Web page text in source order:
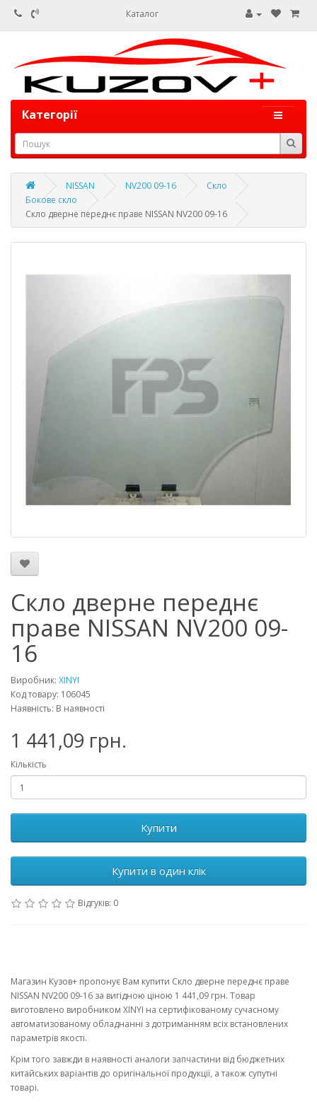
Каталог
Категорії
NISSAN NV200 09-16
Скло
Бокове скло
Скло дверне переднє праве NISSAN NV200 09-16
Скло дверне переднє
праве NISSAN NV200 09-
16
Виробник: XINYI
Код товару: 106045
Наявність: В наявності
1 441,09 грн.
Кількість
Купити
Купити в один клік
Відгуків: 0
Магазин Кузов+ пропонує Вам купити Скло дверне переднє праве
NISSAN NV200 09-16 за вигідною ціною 1 441,09 грн. Товар
виготовлено виробником XINYI на сертифікованому сучасному
автоматизованому обладнанні з дотриманням всіх встановлених
параметрів якості.
Крім того завжди в наявності аналоги запчастини від бюджетних
китайських варіантів до оригінальної продукції, а також супутні
товарі.